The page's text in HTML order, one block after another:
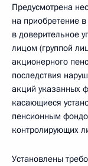
Предусмотрена
на приобретение
в доверительное
лицом (группой
акционерного
последствия
акций указанных
касающиеся
пенсионным
контролирующих
Установлены